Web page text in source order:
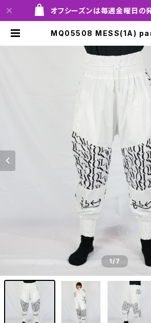
オフシーズンは毎週金曜日の
MQ05508 MESS(1A)
み）サービス中！！ |
1/7